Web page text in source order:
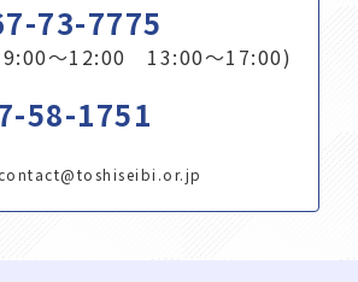
73-7775
～12:00 13:00～17:00)
58-1751